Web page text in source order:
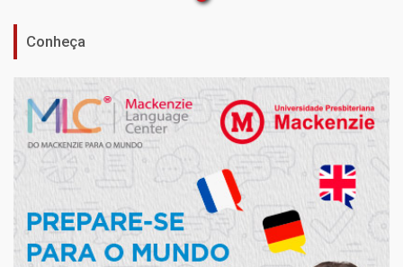
Conheça